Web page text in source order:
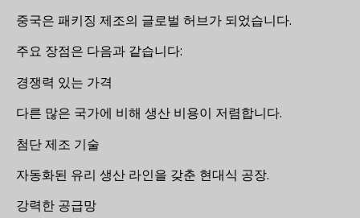
중국은 패키징 제조의 글로벌 허브가 되었습니다.
주요 장점은 다음과 같습니다:
경쟁력 있는 가격
다른 많은 국가에 비해 생산 비용이 저렴합니다.
첨단 제조 기술
자동화된 유리 생산 라인을 갖춘 현대식 공장.
강력한 공급망